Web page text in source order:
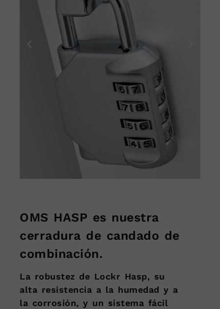
OMS HASP es nuestra
cerradura de candado de
combinación.
La robustez de Lockr Hasp, su
alta resistencia a la humedad y a
la corrosión, y un sistema fácil